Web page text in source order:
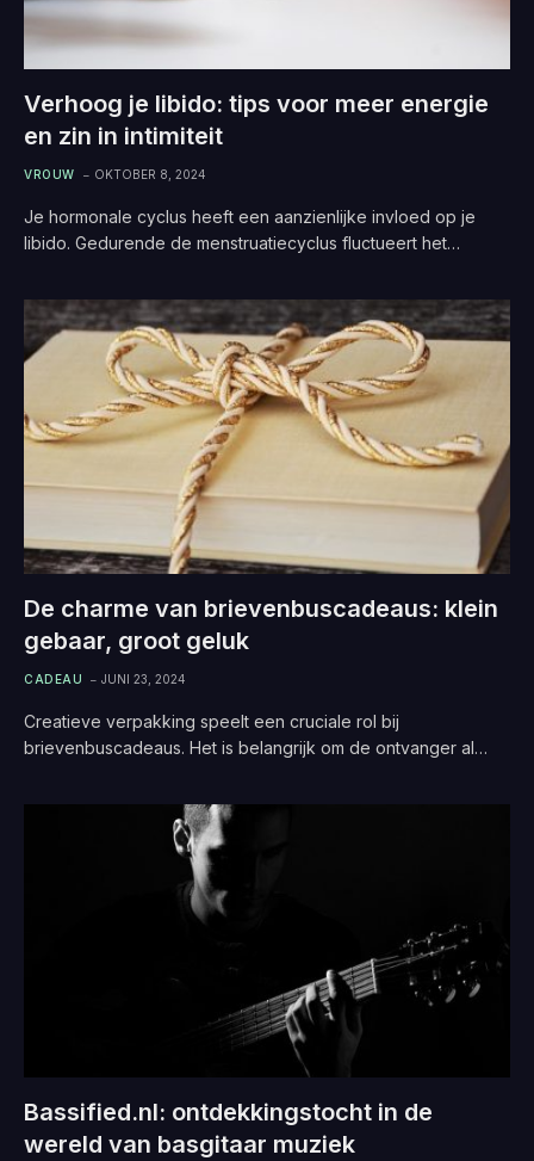
Verhoog je libido: tips voor meer energie
en zin in intimiteit
VROUW OKTOBER 8, 2024
Je hormonale cyclus heeft een aanzienlijke invloed op je
libido. Gedurende de menstruatiecyclus fluctueert het…
De charme van brievenbuscadeaus: klein
gebaar, groot geluk
CADEAU JUNI 23, 2024
Creatieve verpakking speelt een cruciale rol bij
brievenbuscadeaus. Het is belangrijk om de ontvanger al…
Bassified.nl: ontdekkingstocht in de
wereld van basgitaar muziek